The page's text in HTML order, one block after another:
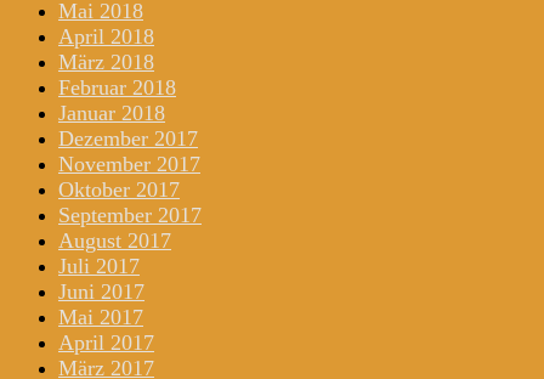
Mai 2018
April 2018
März 2018
Februar 2018
Januar 2018
Dezember 2017
November 2017
Oktober 2017
September 2017
August 2017
Juli 2017
Juni 2017
Mai 2017
April 2017
März 2017